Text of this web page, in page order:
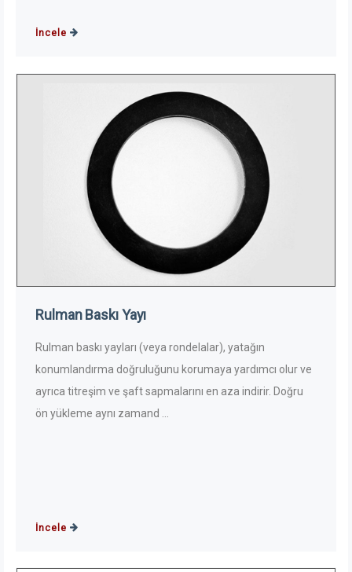
İncele
Rulman Baskı Yayı
Rulman baskı yayları (veya rondelalar), yatağın
konumlandırma doğruluğunu korumaya yardımcı olur ve
ayrıca titreşim ve şaft sapmalarını en aza indirir. Doğru
ön yükleme aynı zamand ...
İncele